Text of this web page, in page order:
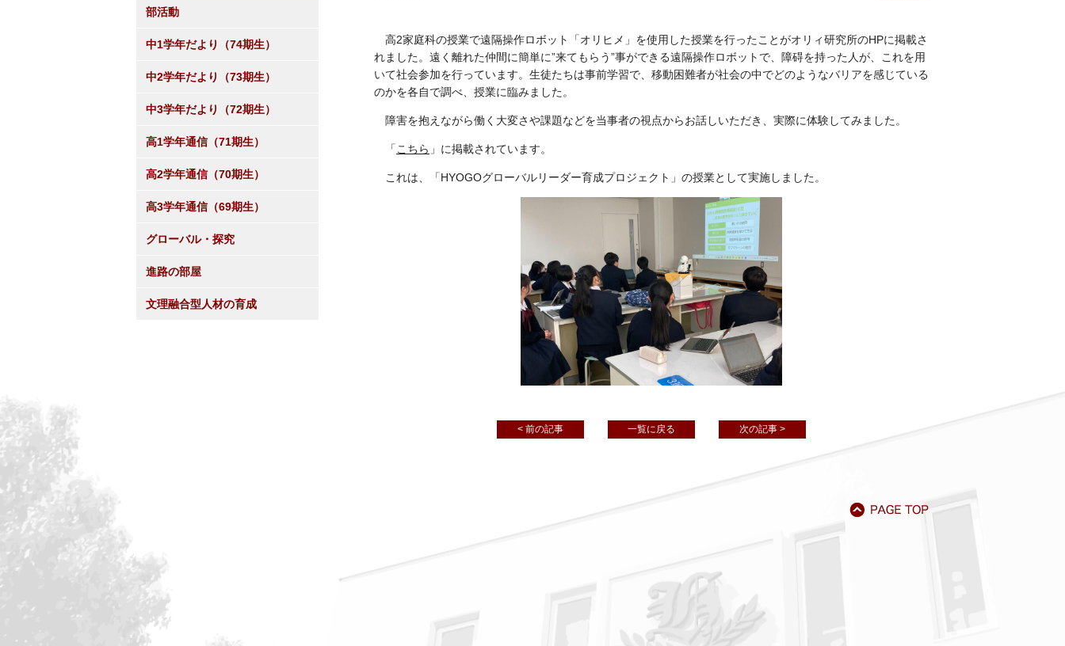
高2家庭科の授業で遠隔操作ロボット「オリヒメ」を使用した授業を行ったことがオリィ研究所のHPに掲載さ
れました。遠く離れた仲間に簡単に”来てもらう”事ができる遠隔操作ロボットで、障碍を持った人が、これを用
いて社会参加を行っています。生徒たちは事前学習で、移動困難者が社会の中でどのようなバリアを感じている
のかを各自で調べ、授業に臨みました。
障害を抱えながら働く大変さや課題などを当事者の視点からお話しいただき、実際に体験してみました。
「 こちら 」に掲載されています。
これは、「HYOGOグローバルリーダー育成プロジェクト」の授業として実施しました。
< 前の記事 一覧に戻る 次の記事 >
部活動
中1学年だより（74期生）
中2学年だより（73期生）
中3学年だより（72期生）
高1学年通信（71期生）
高2学年通信（70期生）
高3学年通信（69期生）
グローバル・探究
進路の部屋
文理融合型人材の育成